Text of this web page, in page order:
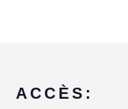
ACCÈS: